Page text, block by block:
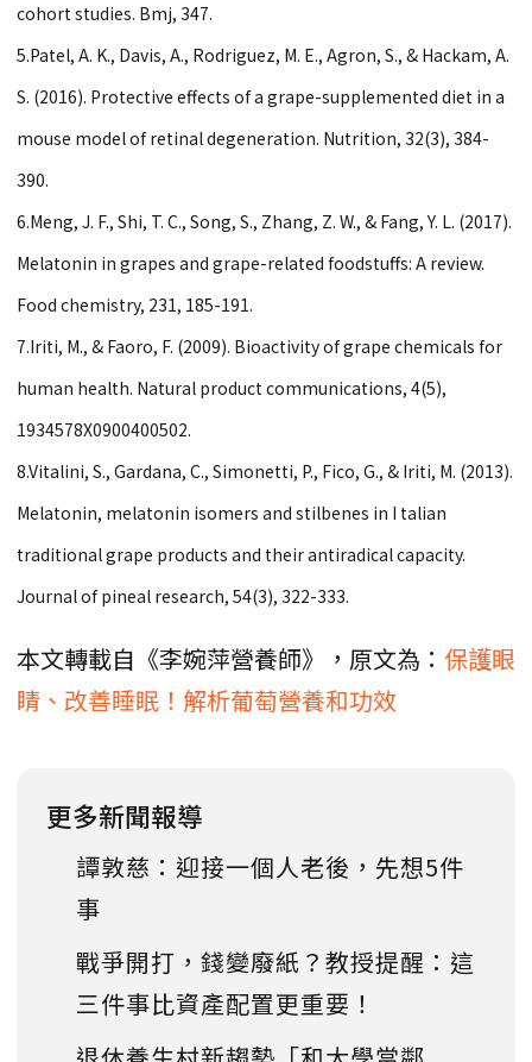
cohort studies. Bmj, 347.
5.Patel, A. K., Davis, A., Rodriguez, M. E., Agron, S., & Hackam, A.
S. (2016). Protective effects of a grape-supplemented diet in a
mouse model of retinal degeneration. Nutrition, 32(3), 384-
390.
6.Meng, J. F., Shi, T. C., Song, S., Zhang, Z. W., & Fang, Y. L. (2017).
Melatonin in grapes and grape-related foodstuffs: A review.
Food chemistry, 231, 185-191.
7.Iriti, M., & Faoro, F. (2009). Bioactivity of grape chemicals for
human health. Natural product communications, 4(5),
1934578X0900400502.
8.Vitalini, S., Gardana, C., Simonetti, P., Fico, G., & Iriti, M. (2013).
Melatonin, melatonin isomers and stilbenes in I talian
traditional grape products and their antiradical capacity.
Journal of pineal research, 54(3), 322-333.
本文轉載自《李婉萍營養師》，原文為： 保護眼
睛、改善睡眠！解析葡萄營養和功效
更多新聞報導
譚敦慈：迎接一個人老後，先想5件
事
戰爭開打，錢變廢紙？教授提醒：這
三件事比資產配置更重要！